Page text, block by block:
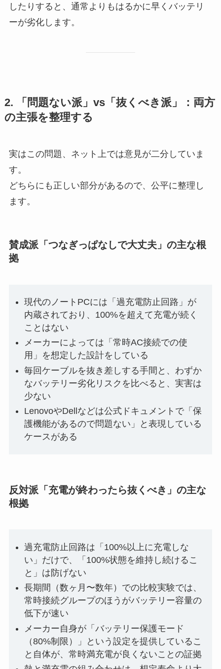
したりすると、通常よりもはるかに早くバッテリ
ーが劣化します。
2. 「問題ない派」vs「抜くべき派」：両方
の主張を整理する
実はこの問題、ネット上では意見が二分していま
す。
どちらにも正しい部分があるので、公平に整理し
ます。
賛成派「つなぎっぱなしで大丈夫」の主な根
拠
現代のノートPCには「過充電防止回路」が
内蔵されており、100%を超えて充電が続く
ことはない
メーカーによっては「常時AC接続での使
用」を想定した設計をしている
毎回ケーブルを抜き差しする手間と、わずか
なバッテリー劣化リスクを比べると、実害は
少ない
LenovoやDellなどは公式ドキュメントで「保
護機能があるので問題ない」と表現している
ケースがある
反対派「充電が終わったら抜くべき」の主な
根拠
過充電防止回路は「100%以上に充電しな
い」だけで、「100%状態を維持し続けるこ
と」は防げない
長期間（数ヶ月〜数年）での比較実験では、
常時接続グループのほうがバッテリー容量の
低下が速い
メーカー自身が「バッテリー保護モード
（80%制限）」という設定を提供しているこ
と自体が、常時満充電が良くないことの証拠